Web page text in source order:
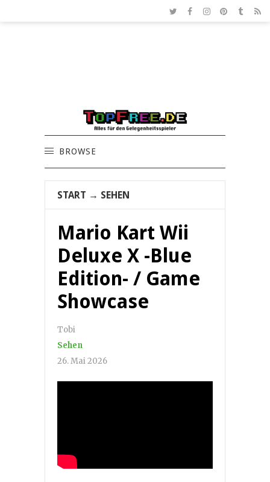
BROWSE
START → SEHEN
Mario Kart Wii
Deluxe X -Blue
Edition- / Game
Showcase
Tobi
Sehen
26. Mai 2026